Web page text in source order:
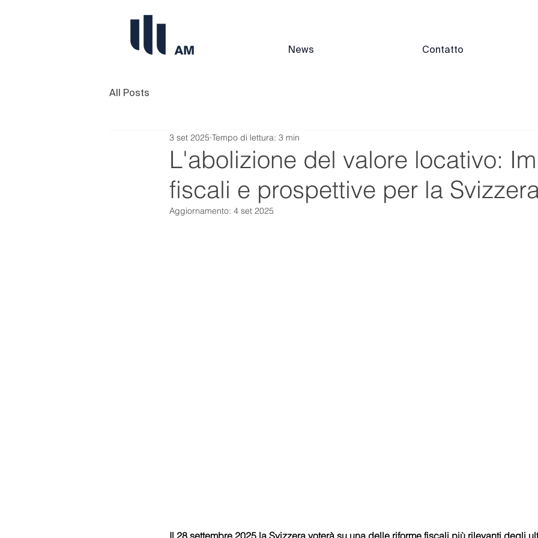
News Contatto
All Posts
L'abolizione del valore locativo:
fiscali e prospettive per la
3 set 2025 Tempo di lettura: 3 min
Aggiornamento: 4 set 2025